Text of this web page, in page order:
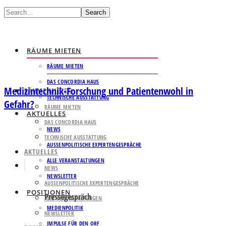
Search
RÄUME MIETEN
RÄUME MIETEN
DAS CONCORDIA HAUS
TECHNISCHE AUSSTATTUNG
AKTUELLES
NEWS
AUSSENPOLITISCHE EXPERTENGESPRÄCHE
ALLE VERANSTALTUNGEN
NEWSLETTER
POSITIONEN
MEDIENPOLITIK
IMPULSE FÜR DEN ORF
RÄUME MIETEN
RÄUME MIETEN
DAS CONCORDIA HAUS
TECHNISCHE AUSSTATTUNG
AKTUELLES
NEWS
AUSSENPOLITISCHE EXPERTENGESPRÄCHE
ALLE VERANSTALTUNGEN
NEWSLETTER
Medizintechnik-Forschung und Patientenwohl in
Gefahr?
Pressegespräch